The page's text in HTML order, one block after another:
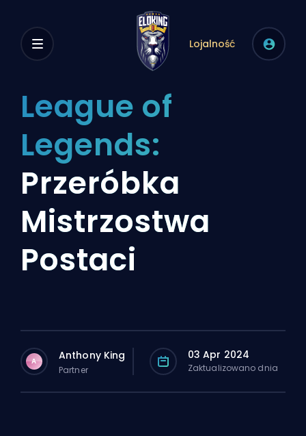
Lojalność
League of
Legends:
Przeróbka
Mistrzostwa
Postaci
A Anthony King
Partner
03 Apr 2024
Zaktualizowano dnia